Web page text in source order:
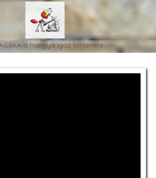
a hangya igaz története ...